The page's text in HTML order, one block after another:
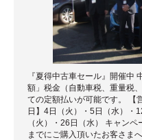
『夏得中古車セール』開催中
額」税金（自動車税、重量税
ての定額払いが可能です。 【
日】4日（火）・5日（水）・
（火）・26日（水） キャン
までにご購入頂いたお客さま